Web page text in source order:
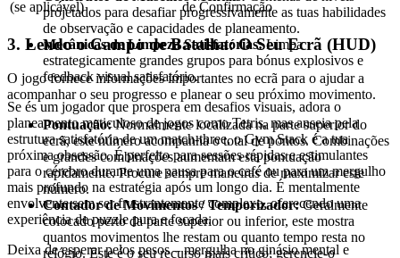
projetados para desafiar progressivamente as tuas habilidades
de observação e capacidades de planeamento.
Mecânicas de Limpeza Satisfatórias:Limpa
estrategicamente grandes grupos para bónus explosivos e
feedback visual satisfatório.
Se és um jogador que prospera em desafios visuais, adora o
planeamento meticuloso de jogos como Tetris, mas anseia pela
estrutura satisfatória de um match-three, o Gym Stack é a tua
próxima obsessão. É perfeito para sessões rápidas e estimulantes
para o cérebro durante uma pausa para o café ou para um mergulho
mais profundo na estratégia após um longo dia. É mentalmente
envolvente sem ser frustrantemente complexo, oferecendo uma
experiência de puzzle pura e focada.
Deixa de esperar pelos pesos – mergulha no ginásio mental e
(se aplicável)
de Confirmação
3. Lendo o Campo de Batalha: O Seu Ecrã (HUD)
O jogo fornece informações importantes no ecrã para o ajudar a
acompanhar o seu progresso e planear o seu próximo movimento.
Pontuação:Normalmente localizada na parte superior do
ecrã, este número acompanha o total de pontos. Combinações
e grandes combinações aumentam esta pontuação
rapidamente. Procure sempre maneiras de maximizar este
número.
Contador de Movimentos / Temporizador:Geralmente
colocado perto da parte superior ou inferior, este mostra
quantos movimentos lhe restam ou quanto tempo resta no
relógio. Este é o seu recurso mais crítico; gerencie-o